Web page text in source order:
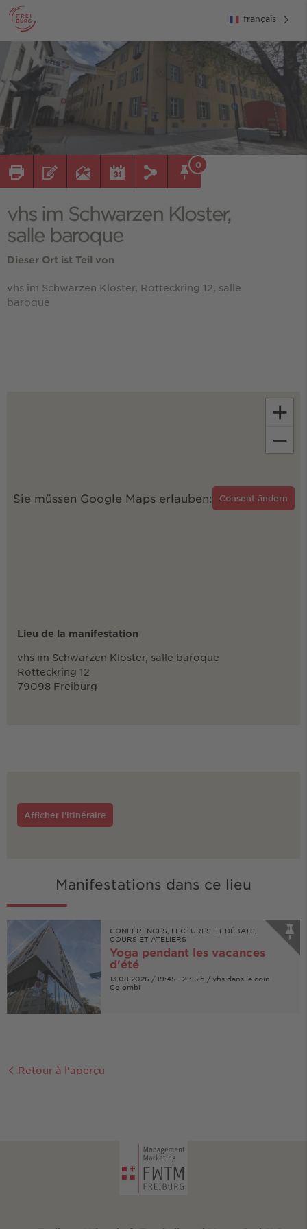
français
0
vhs im Schwarzen Kloster,
salle baroque
Dieser Ort ist Teil von
vhs im Schwarzen Kloster, Rotteckring 12, salle
baroque
Sie müssen Google Maps erlauben: Consent ändern
+
−
Lieu de la manifestation
vhs im Schwarzen Kloster, salle baroque
Rotteckring 12
79098 Freiburg
Afficher l'itinéraire
Manifestations dans ce lieu
CONFÉRENCES, LECTURES ET DÉBATS,
COURS ET ATELIERS
Yoga pendant les vacances
d'été
13.08.2026 / 19:45 - 21:15 h / vhs dans le coin
Colombi
Retour à l'aperçu